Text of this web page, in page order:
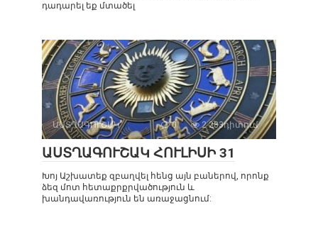
դադարել եք մտածել
ԱՍՏՂԱԳՈՒՇԱԿ 0 2 283դիտում
ԱՍՏՂԱԳՈՒՇԱԿ ՀՈՒԼԻՍԻ 31
Խոյ Աշխատեք զբաղվել հենց այն բաներով, որոնք
ձեզ մոտ հետաքրքրվածություն և
խանդավառություն են առաջացնում: